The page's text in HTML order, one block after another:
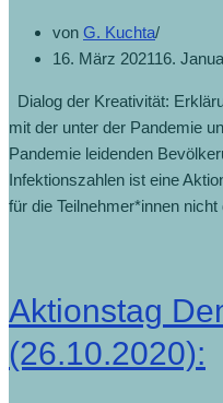
von G. Kuchta
16. März 202116.
Dialog der Kreativität:
mit der unter der Pandemie
Pandemie leidenden
Infektionszahlen ist eine
für die Teilnehmer*innen
Aktionstag
(26.10.2020):